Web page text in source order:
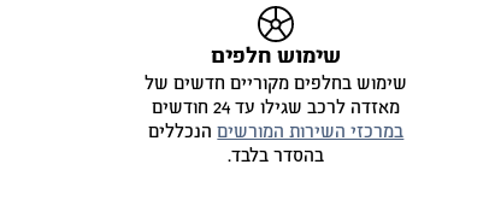
שימוש חלפים
שימוש בחלפים מקוריים חדשים של
מאזדה לרכב שגילו עד 24 חודשים
במרכזי השירות המורשיםהנכללים
בהסדר בלבד.